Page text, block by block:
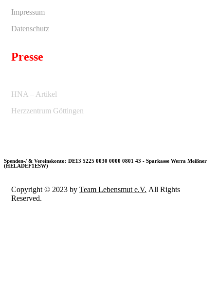
Impressum
Datenschutz
Presse
HNA – Artikel
Herzzentrum Göttingen
Spenden-/ & Vereinskonto: DE13 5225 0030 0000 0801 43 - Sparkasse Werra Meißner
(HELADEF1ESW)
Copyright © 2023 by Team Lebensmut e.V. All Rights
Reserved.